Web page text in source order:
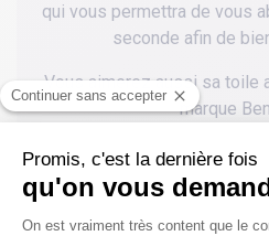
qui vous permettra de vous
seconde afin de
Vous aimerez aussi sa toile
marque
Ce parapluie pliable
compagnon, lors de toutes
votre sac à main et saura